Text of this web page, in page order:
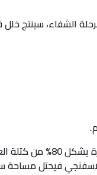
الشفاء، سينتج
يكون العظم على نوعين : صلب " مضغوط" وأسفنجي. تتكون
الجسم السطحية. اما العظم